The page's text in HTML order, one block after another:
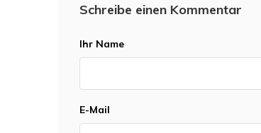
Schreibe einen Kommentar
Ihr Name
E-Mail